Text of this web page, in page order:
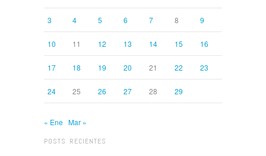
3 4 5 6 7 8 9
10 11 12 13 14 15 16
17 18 19 20 21 22 23
24 25 26 27 28 29
« Ene Mar »
POSTS RECIENTES